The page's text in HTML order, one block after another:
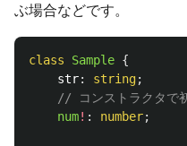
ぶ場合などです。
class Sample {
str: string;
// コンストラクタで
num! : number;